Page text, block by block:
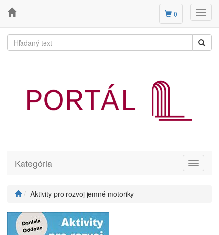
0
Toggle
Kategória
Aktivity pro rozvoj jemné motoriky